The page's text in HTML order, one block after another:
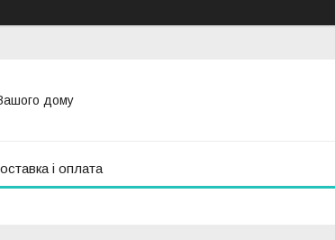
дому
і оплата